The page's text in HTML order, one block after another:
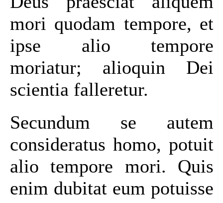
mori quodam tempore, et
ipse alio tempore
moriatur; alioquin Dei
scientia falleretur.
Secundum se autem
consideratus homo, potuit
alio tempore mori. Quis
enim dubitat eum potuisse